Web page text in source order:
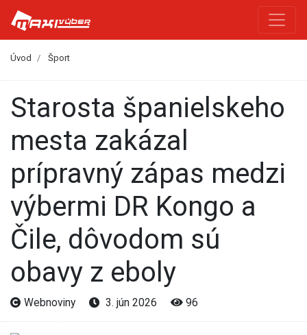
Úvod Šport
Starosta španielskeho
mesta zakázal
prípravný zápas medzi
výbermi DR Kongo a
Čile, dôvodom sú
obavy z eboly
Webnoviny 3. jún 2026 96